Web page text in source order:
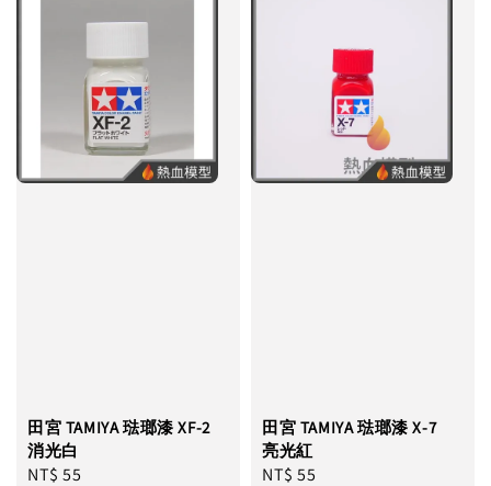
田宮 TAMIYA 琺瑯漆 XF-2
消光白
Regular
NT$ 55
田宮 TAMIYA 琺瑯漆 X-7
亮光紅
Regular
NT$ 55